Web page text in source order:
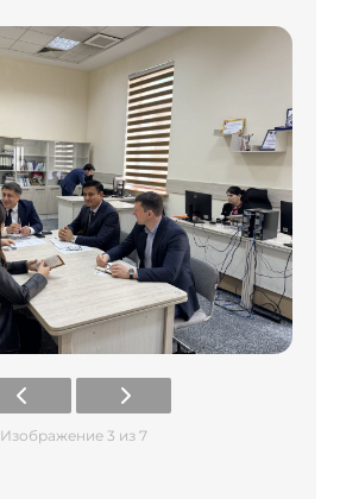
Изображение 3 из 7